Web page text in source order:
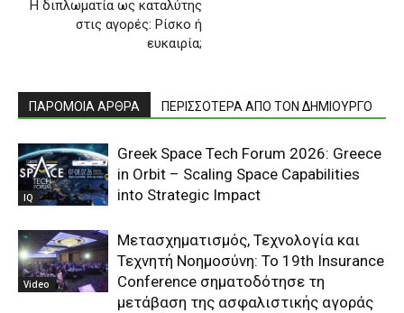
Η διπλωματία ως καταλύτης
στις αγορές: Ρίσκο ή
ευκαιρία;
ΠΑΡΟΜΟΙΑ ΑΡΘΡΑ ΠΕΡΙΣΣΟΤΕΡΑ ΑΠΟ ΤΟΝ ΔΗΜΙΟΥΡΓΟ
IQ
Greek Space Tech Forum 2026: Greece
in Orbit – Scaling Space Capabilities
into Strategic Impact
Video
Μετασχηματισμός, Τεχνολογία και
Τεχνητή Νοημοσύνη: Το 19th Insurance
Conference σηματοδότησε τη
μετάβαση της ασφαλιστικής αγοράς